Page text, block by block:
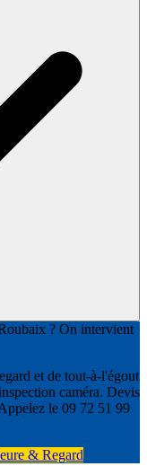
? On intervient
et de tout-à-l'égout
caméra. Devis
le 09 72 51 99
& Regard